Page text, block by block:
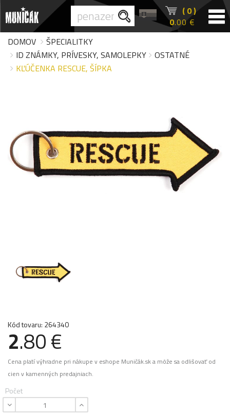
( 0 )
0.00 €
DOMOV
ŠPECIALITKY
ID ZNÁMKY, PRÍVESKY, SAMOLEPKY
OSTATNÉ
KĽÚČENKA RESCUE, ŠÍPKA
Kód tovaru: 264340
2.80 €
Cena platí výhradne pri nákupe v eshope Muničák.sk a môže sa odlišovať od
cien v kamenných predajniach.
Počet